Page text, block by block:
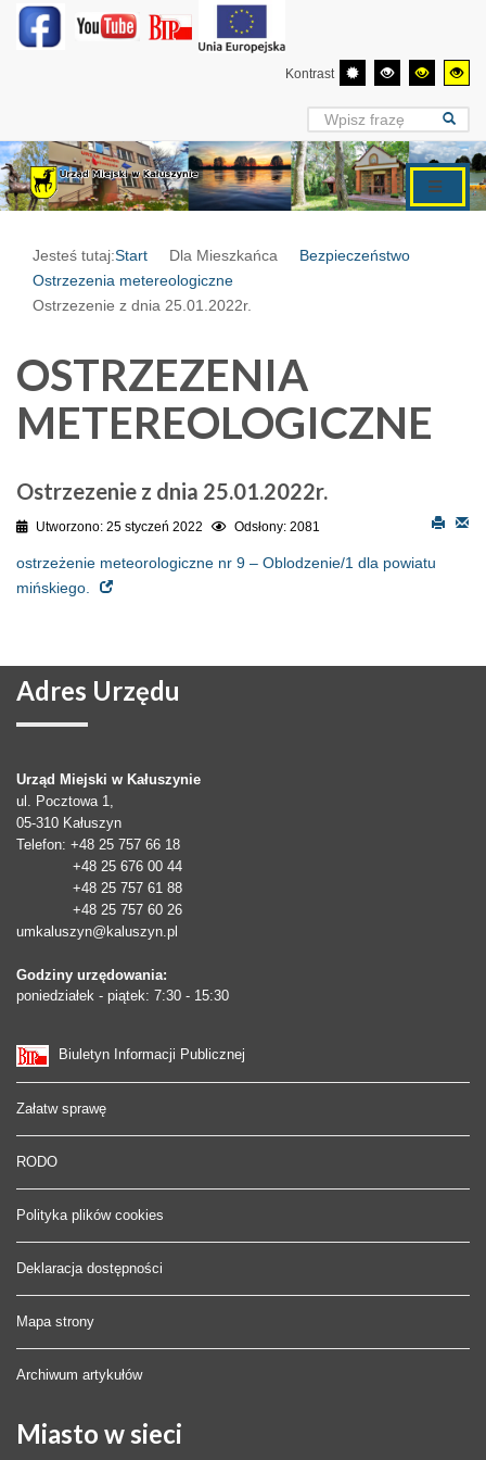
Kontrast
Jesteś tutaj:Start Dla Mieszkańca
Bezpieczeństwo
Ostrzezenia metereologiczne
Ostrzezenie z dnia 25.01.2022r.
OSTRZEZENIA
METEREOLOGICZNE
Ostrzezenie z dnia 25.01.2022r.
Utworzono: 25 styczeń 2022 Odsłony: 2081
ostrzeżenie meteorologiczne nr 9 – Oblodzenie/1 dla powiatu
mińskiego.
Adres Urzędu
Urząd Miejski w Kałuszynie
ul. Pocztowa 1,
05-310 Kałuszyn
Telefon: +48 25 757 66 18
+48 25 676 00 44
+48 25 757 61 88
+48 25 757 60 26
umkaluszyn@kaluszyn.pl
Godziny urzędowania:
poniedziałek - piątek: 7:30 - 15:30
Biuletyn Informacji Publicznej
Załatw sprawę
RODO
Polityka plików cookies
Deklaracja dostępności
Mapa strony
Archiwum artykułów
Miasto w sieci